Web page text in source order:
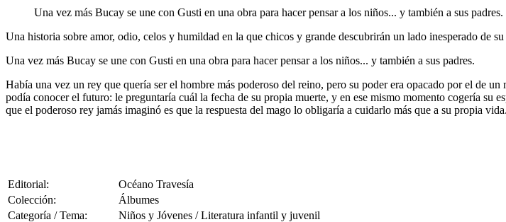
Una vez más Bucay se une con Gusti en una obra para hacer pensar a los niños... y también a sus padres.
Una historia sobre amor, odio, celos y humildad en la que chicos y grande descubrirán un lado inesperado de
Una vez más Bucay se une con Gusti en una obra para hacer pensar a los niños... y también a sus padres.
Había una vez un rey que quería ser el hombre más poderoso del reino, pero su poder era opacado por el de
podía conocer el futuro: le preguntaría cuál la fecha de su propia muerte, y en ese mismo momento cogería su
que el poderoso rey jamás imaginó es que la respuesta del mago lo obligaría a cuidarlo más que a su propia vida.
Editorial:
Océano Travesía
Colección:
Álbumes
Categoría / Tema:
Niños y Jóvenes / Literatura infantil y juvenil